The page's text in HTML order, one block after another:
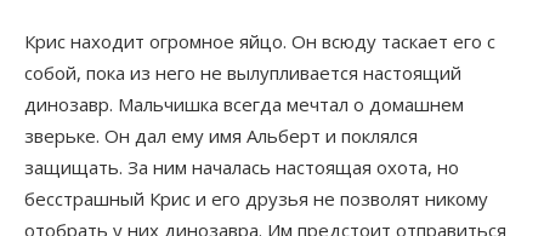
Крис находит огромное яйцо. Он всюду таскает его с
собой, пока из него не вылупливается настоящий
динозавр. Мальчишка всегда мечтал о домашнем
зверьке. Он дал ему имя Альберт и поклялся
защищать. За ним началась настоящая охота, но
бесстрашный Крис и его друзья не позволят никому
отобрать у них динозавра. Им предстоит отправиться